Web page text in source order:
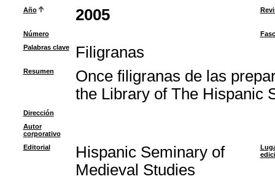
Año 2005
Número
Palabras clave
Filigranas
Resumen
Once filigranas de las
the Library of The Hispanic
Dirección
Autor
corporativo
Editorial
Hispanic Seminary of
Medieval Studies